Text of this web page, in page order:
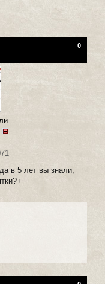
0
в 5 лет вы знали,